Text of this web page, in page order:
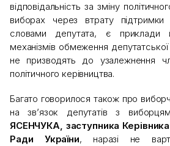
відповідальність за зміну
виборах через втрату
словами депутата, є приклади
механізмів обмеження депутатської
не призводять до узалежнення
політичного керівництва.
Багато говорилося також про
на зв’язок депутатів з
ЯСЕНЧУКА, заступника
Ради України, наразі не